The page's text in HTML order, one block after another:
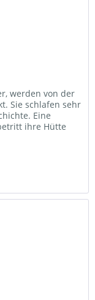
werden von der
Sie schlafen sehr
Eine
ihre Hütte